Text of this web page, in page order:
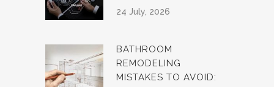
24 July, 2026
BATHROOM
REMODELING
MISTAKES TO AVOID: